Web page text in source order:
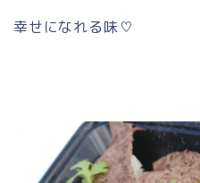
幸せになれる味♡